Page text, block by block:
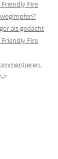
Fire
als gedacht
Fire
2